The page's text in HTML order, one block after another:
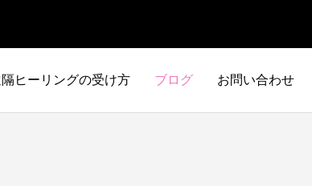
ヒーリングの受け方 ブログ お問い合わせ